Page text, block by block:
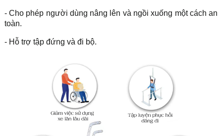
- Cho phép người dùng nâng lên và ngồi xuống một cách an
toàn.
- Hỗ trợ tập đứng và đi bộ.